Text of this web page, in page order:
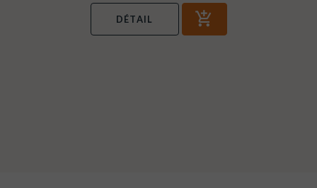
DÉTAIL